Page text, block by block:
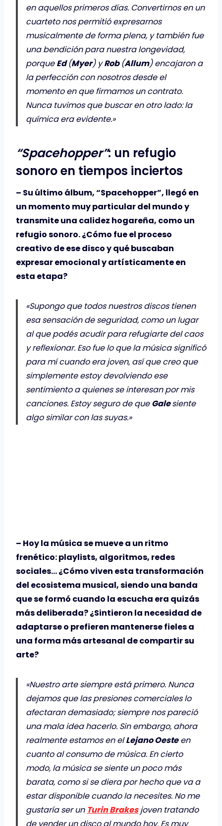
en aquellos primeros días. Convertirnos en un
cuarteto nos permitió expresarnos
musicalmente de forma plena, y también fue
una bendición para nuestra longevidad,
porqueEd(Myer) yRob(Allum) encajaron a
la perfección con nosotros desde el
momento en que firmamos un contrato.
Nunca tuvimos que buscar en otro lado: la
química era evidente.»
“Spacehopper”: un refugio
sonoro en tiempos inciertos
– Su último álbum, “Spacehopper”, llegó en
un momento muy particular del mundo y
transmite una calidez hogareña, como un
refugio sonoro. ¿Cómo fue el proceso
creativo de ese disco y qué buscaban
expresar emocional y artísticamente en
esta etapa?
«Supongo que todos nuestros discos tienen
esa sensación de seguridad, como un lugar
al que podés acudir para refugiarte del caos
y reflexionar. Eso fue lo que la música significó
para mí cuando era joven, así que creo que
simplemente estoy devolviendo ese
sentimiento a quienes se interesan por mis
canciones. Estoy seguro de queGalesiente
algo similar con las suyas.»
– Hoy la música se mueve a un ritmo
frenético: playlists, algoritmos, redes
sociales… ¿Cómo viven esta transformación
del ecosistema musical, siendo una banda
que se formó cuando la escucha era quizás
más deliberada? ¿Sintieron la necesidad de
adaptarse o prefieren mantenerse fieles a
una forma más artesanal de compartir su
arte?
«Nuestro arte siempre está primero. Nunca
dejamos que las presiones comerciales lo
afectaran demasiado; siempre nos pareció
una mala idea hacerlo. Sin embargo, ahora
realmente estamos en elLejano Oesteen
cuanto al consumo de música. En cierto
modo, la música se siente un poco más
barata, como si se diera por hecho que va a
estar disponible cuando la necesites. No me
gustaría ser un Turin Brakesjoven tratando
de vender un disco al mundo hoy. Es muy